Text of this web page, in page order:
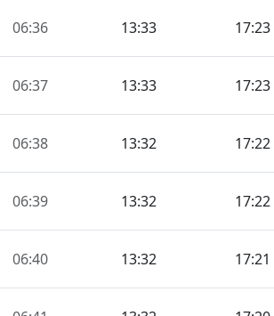
06:36 13:33 17:23
06:37 13:33 17:23
06:38 13:32 17:22
06:39 13:32 17:22
06:40 13:32 17:21